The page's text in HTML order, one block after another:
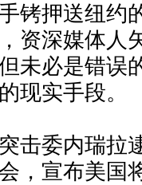
铐押送纽约
资深媒体人
未必是错误
现实手段。
击委内瑞拉
，宣布美国